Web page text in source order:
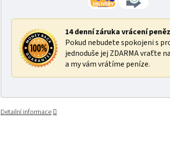
14 denní záruka vrácení peněz
Pokud nebudete spokojeni s
jednoduše jej ZDARMA vraťte
a my vám vrátíme peníze.
Detailní informace